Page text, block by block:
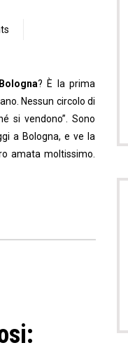
? È la prima
Nessun circolo di
si vendono”. Sono
a Bologna, e ve la
amata moltissimo.